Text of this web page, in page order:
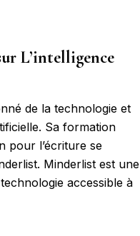
L’intelligence
de la technologie et
Sa formation
pour l’écriture se
Minderlist est une
accessible à